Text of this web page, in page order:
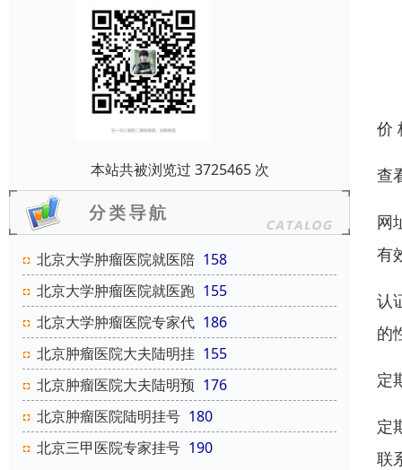
本站共被浏览过 3725465 次
北京大学肿瘤医院就医陪 158
北京大学肿瘤医院就医跑 155
北京大学肿瘤医院专家代 186
北京肿瘤医院大夫陆明挂 155
北京肿瘤医院大夫陆明预 176
北京肿瘤医院陆明挂号 180
北京三甲医院专家挂号 190
价
查
网
有
认
的
定
定
联